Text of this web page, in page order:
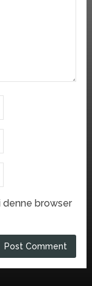
denne browser